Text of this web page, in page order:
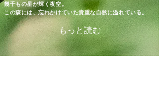
幾千もの星が輝く夜空。
この森には、忘れかけていた貴重な自然に溢れている。
もっと読む